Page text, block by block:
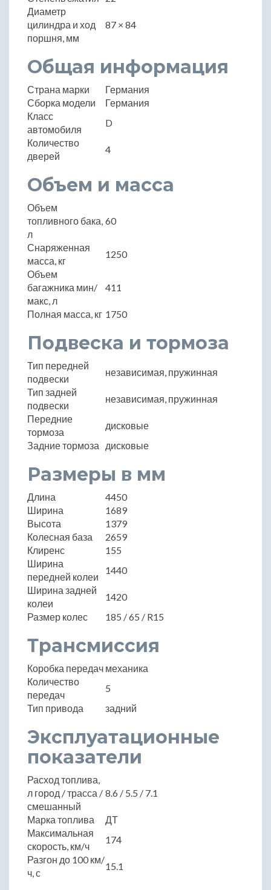
Диаметр
цилиндра и ход
поршня, мм
87 × 84
Общая информация
Страна марки
Германия
Сборка модели
Германия
Класс
автомобиля
D
Количество
дверей
4
Объем и масса
Объем
топливного бака,
л
60
Снаряженная
масса, кг
1250
Объем
багажника мин/
макс, л
411
Полная масса, кг 1750
Подвеска и тормоза
Тип передней
подвески
независимая, пружинная
Тип задней
подвески
независимая, пружинная
Передние
тормоза
дисковые
Задние тормоза
дисковые
Размеры в мм
Длина
4450
Ширина
1689
Высота
1379
Колесная база
2659
Клиренс
155
Ширина
передней колеи
1440
Ширина задней
колеи
1420
Размер колес
185 / 65 / R15
Трансмиссия
Коробка передач механика
Количество
передач
5
Тип привода
задний
Эксплуатационные
показатели
Расход топлива,
л город / трасса /
смешанный
8.6 / 5.5 / 7.1
Марка топлива
ДТ
Максимальная
скорость, км/ч
174
Разгон до 100 км/
ч, с
15.1